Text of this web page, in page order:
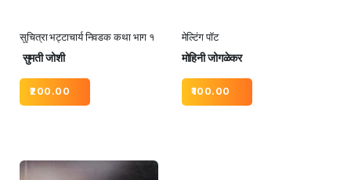
सुचित्रा भट्टाचार्य निवडक कथा भाग १
सुमती जोशी
200.00
मेल्टिंग पॉट
मोहिनी जोगळेकर
100.00